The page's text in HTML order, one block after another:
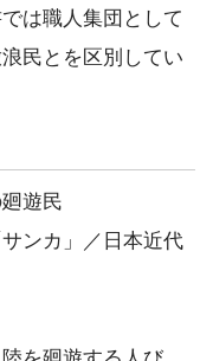
は職人集団として
民とを区別してい
遊民
ンカ」／日本近代